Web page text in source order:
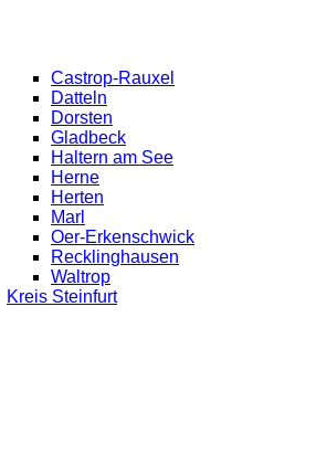
Castrop-Rauxel
Datteln
Dorsten
Gladbeck
Haltern am See
Herne
Herten
Marl
Oer-Erkenschwick
Recklinghausen
Waltrop
Kreis Steinfurt